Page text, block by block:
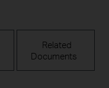
Related
Documents